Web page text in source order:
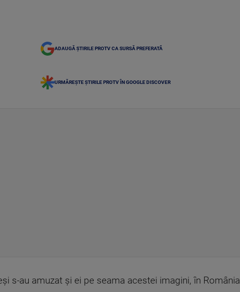
ADAUGĂ ȘTIRILE PROTV CA SURSĂ PREFERATĂ
URMĂREȘTE ȘTIRILE PROTV ÎN GOOGLE DISCOVER
s-au amuzat și ei pe seama acestei imagini, în